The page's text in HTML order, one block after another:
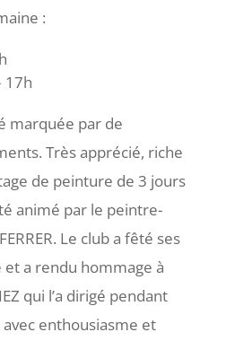
:
17h
marquée par de
Très apprécié, riche
de peinture de 3 jours
animé par le peintre-
Le club a fêté ses
et a rendu hommage à
qui l’a dirigé pendant
enthousiasme et